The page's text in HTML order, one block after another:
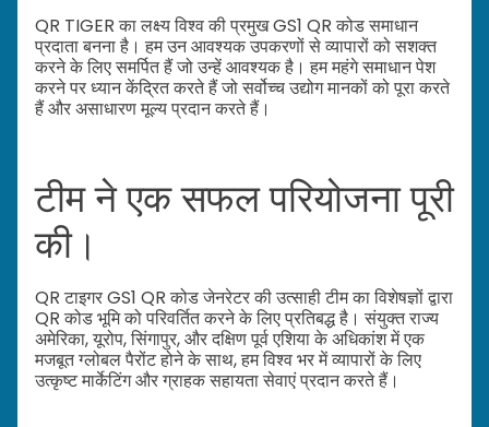
QR TIGER का लक्ष्य विश्व की प्रमुख GS1 QR कोड समाधान
प्रदाता बनना है। हम उन आवश्यक उपकरणों से व्यापारों को सशक्त
करने के लिए समर्पित हैं जो उन्हें आवश्यक है। हम महंगे समाधान पेश
करने पर ध्यान केंद्रित करते हैं जो सर्वोच्च उद्योग मानकों को पूरा करते
हैं और असाधारण मूल्य प्रदान करते हैं।
टीम ने एक सफल परियोजना पूरी
की।
QR टाइगर GS1 QR कोड जेनरेटर की उत्साही टीम का विशेषज्ञों द्वारा
QR कोड भूमि को परिवर्तित करने के लिए प्रतिबद्ध है। संयुक्त राज्य
अमेरिका, यूरोप, सिंगापुर, और दक्षिण पूर्व एशिया के अधिकांश में एक
मजबूत ग्लोबल पैरोंट होने के साथ, हम विश्व भर में व्यापारों के लिए
उत्कृष्ट मार्केटिंग और ग्राहक सहायता सेवाएं प्रदान करते हैं।